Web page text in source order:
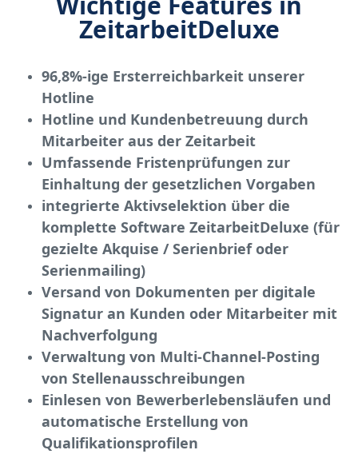
ZeitarbeitDeluxe
96,8%-ige Ersterreichbarkeit unserer
Hotline
Hotline und Kundenbetreuung durch
Mitarbeiter aus der Zeitarbeit
Umfassende Fristenprüfungen zur
Einhaltung der gesetzlichen Vorgaben
integrierte Aktivselektion über die
komplette Software ZeitarbeitDeluxe (für
gezielte Akquise / Serienbrief oder
Serienmailing)
Versand von Dokumenten per digitale
Signatur an Kunden oder Mitarbeiter mit
Nachverfolgung
Verwaltung von Multi-Channel-Posting
von Stellenausschreibungen
Einlesen von Bewerberlebensläufen und
automatische Erstellung von
Qualifikationsprofilen